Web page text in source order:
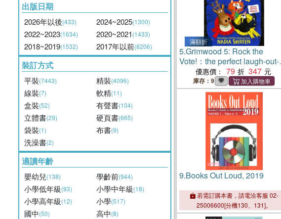
出版日期
2026年以後(433) 2024~2025(1300)
2022~2023(1634) 2020~2021(1433)
2018~2019(1532) 2017年以前(8206)
裝訂方式
平裝(7443) 精裝(4096)
線裝(7) 軟精(11)
盒裝(52) 有聲書(104)
立體書(29) 硬頁書(665)
袋裝(1) 布書(9)
洗澡書(2)
適讀年齡
嬰幼兒(138) 學齡前(944)
小學低年級(93) 小學中年級(18)
小學高年級(12) 小學(517)
國中(50) 高中(8)
滿額折
5.Grimwood 5: Rock the
Vote!：the perfect laugh-out-
loud summer holiday read!
優惠價： 79 347
庫存：9
9.Books Out Loud, 2019
若需訂購本書，請電洽客服 02-
25006600[分機130、131]。